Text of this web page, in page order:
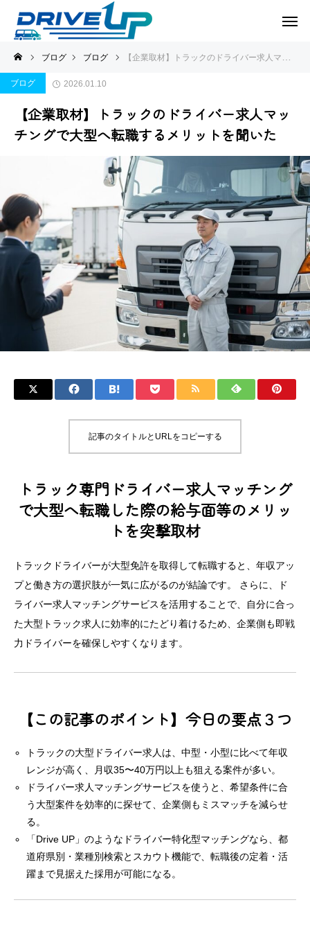
ブログ ブログ 【企業取材】トラックのドライバー求人マッチングで大型へ転職するメリットを聞いた
ブログ 2026.01.10
【企業取材】トラックのドライバー求人マッ
チングで大型へ転職するメリットを聞いた
記事のタイトルとURLをコピーする
トラック専門ドライバー求人マッチング
で大型へ転職した際の給与面等のメリッ
トを突撃取材
トラックドライバーが大型免許を取得して転職すると、年収アッ
プと働き方の選択肢が一気に広がるのが結論です。 さらに、ド
ライバー求人マッチングサービスを活用することで、自分に合っ
た大型トラック求人に効率的にたどり着けるため、企業側も即戦
力ドライバーを確保しやすくなります。
【この記事のポイント】今日の要点３つ
トラックの大型ドライバー求人は、中型・小型に比べて年収
レンジが高く、月収35〜40万円以上も狙える案件が多い。
ドライバー求人マッチングサービスを使うと、希望条件に合
う大型案件を効率的に探せて、企業側もミスマッチを減らせ
る。
「Drive UP」のようなドライバー特化型マッチングなら、都
道府県別・業種別検索とスカウト機能で、転職後の定着・活
躍まで見据えた採用が可能になる。